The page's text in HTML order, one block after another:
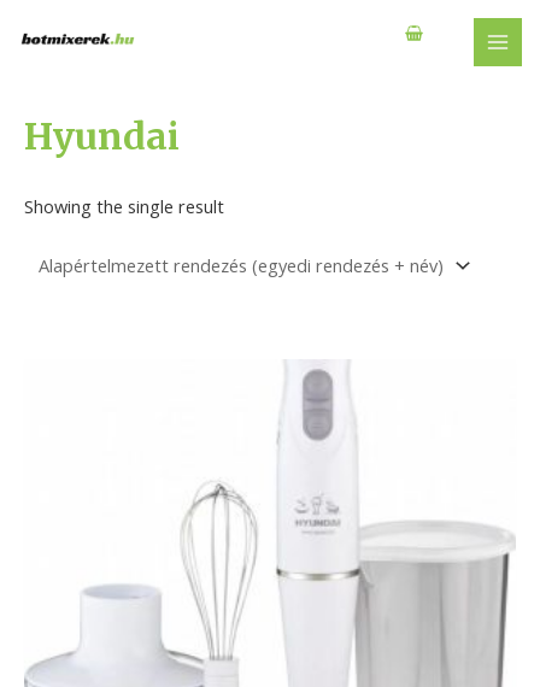
Hyundai
Showing the single result